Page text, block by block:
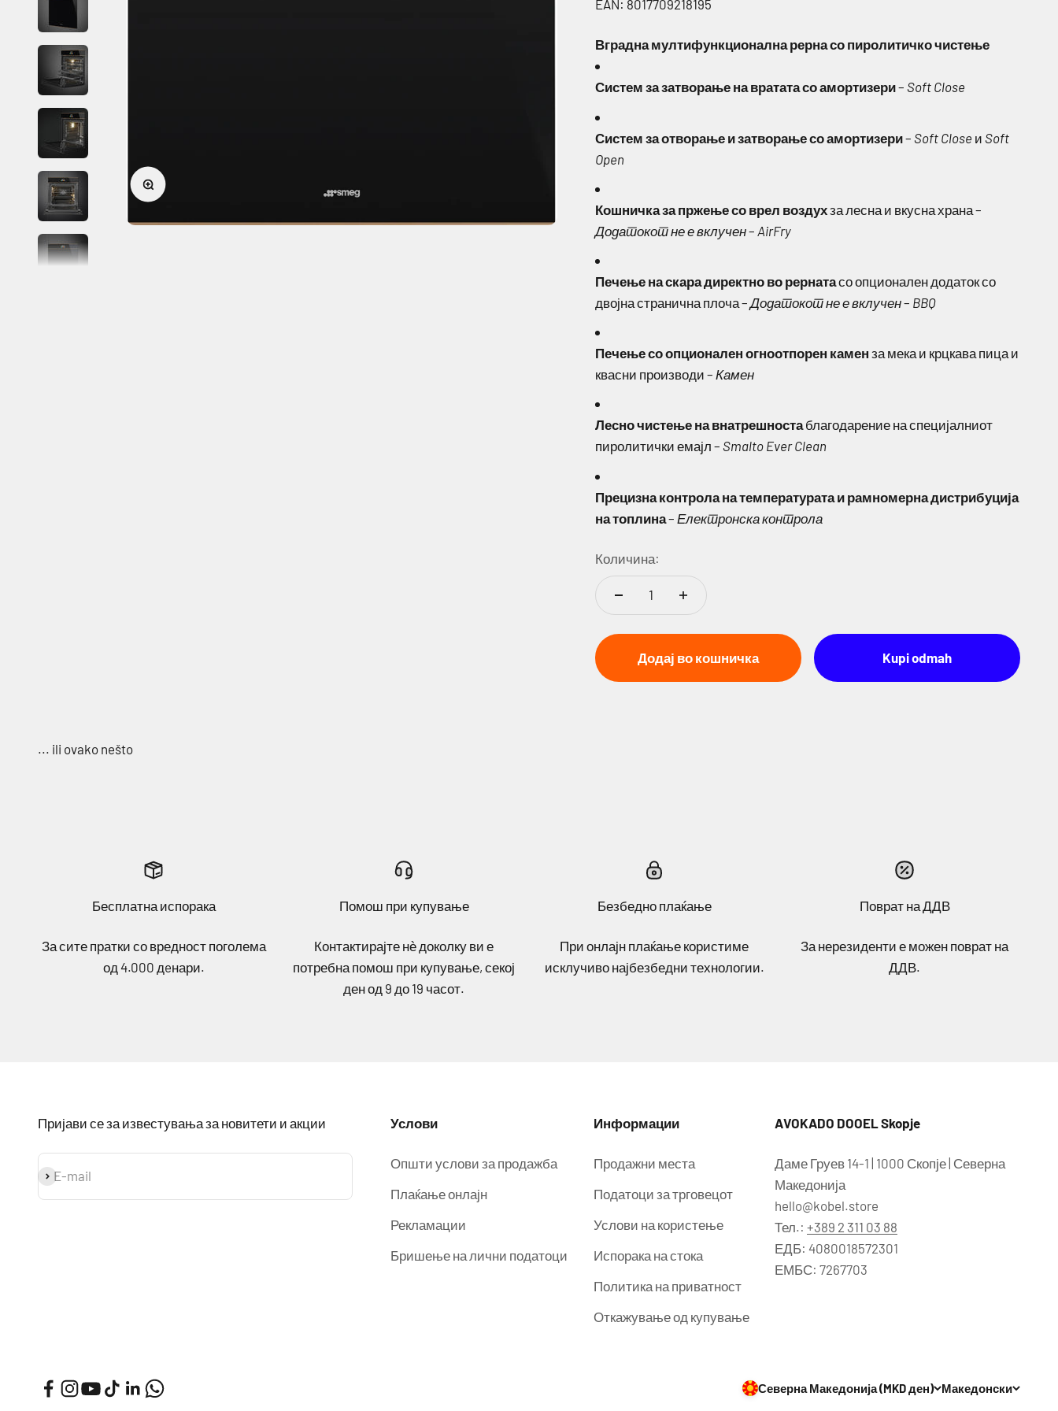
Приближи
EAN: 8017709218195
Вградна мултифункционална рерна со пиролитичко чистење
Систем за затворање на вратата со амортизери– Soft Close
Систем за отворање и затворање со амортизери– Soft Close и Soft
Open
Кошничка за пржење со врел воздухза лесна и вкусна храна –
Додатокот не е вклучен– AirFry
Печење на скара директно во рернатасо опционален додаток со
двојна странична плоча –Додатокот не е вклучен– BBQ
Печење со опционален огноотпорен камен за мека и крцкава пица и
квасни производи – Камен
Лесно чистење на внатрешностаблагодарение на специјалниот
пиролитички емајл – Smalto Ever Clean
Прецизна контрола на температурата и рамномерна дистрибуција
на топлина– Електронска контрола
Количина:
Додај во кошничка Kupi odmah
Бесплатна испорака
За сите пратки со вредност поголема
од 4.000 дeнари.
Помош при купување
Контактирајте нѐ доколку ви е
потребна помош при купување, секој
ден од 9 до 19 часот.
Безбедно плаќање
При онлајн плаќање користиме
исклучиво најбезбедни технологии.
Поврат на ДДВ
За нерезиденти е можен поврат на
ДДВ.
Пријави се за известувања за новитети и акции
E-mail
Prijavi se
Услови
Општи услови за продажба
Плаќање онлајн
Рекламации
Бришење на лични податоци
Информации
Продажни места
Податоци за трговецот
Услови на користење
Испорака на стока
Политика на приватност
Откажување од купување
AVOKADO DOOEL Skopje
Даме Груев 14-1 | 1000 Скопје | Северна
Македонија
hello@kobel.store
Тел.: +389 2 311 03 88
ЕДБ: 4080018572301
ЕМБС: 7267703
Северна Македонија (MKD ден) Македонски